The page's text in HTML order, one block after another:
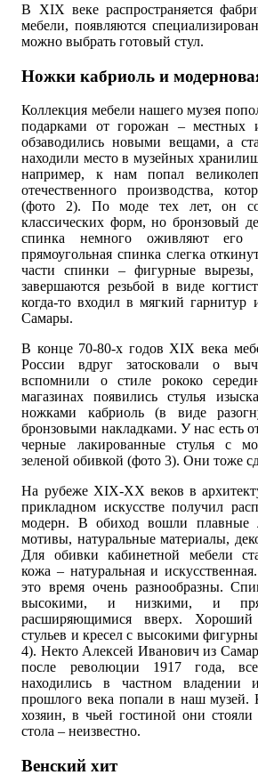
В XIX веке распространяется
мебели, появляются
можно выбрать готовый стул.
Ножки кабриоль и
Коллекция мебели нашего музея
подарками от горожан – местных
обзаводились новыми вещами, а
находили место в музейных
например, к нам попал
отечественного производства,
(фото 2). По моде тех лет, он
классических форм, но бронзовый
спинка немного оживляют его
прямоугольная спинка слегка
части спинки – фигурные
завершаются резьбой в виде
когда-то входил в мягкий
Самары.
В конце 70-80-х годов XIX века
России вдруг затосковали о
вспомнили о стиле рококо
магазинах появились стулья
ножками кабриоль (в виде
бронзовыми накладками. У нас есть
черные лакированные стулья с
зеленой обивкой (фото 3). Они тоже
На рубеже XIX-XX веков в
прикладном искусстве получил
модерн. В обиход вошли плавные
мотивы, натуральные материалы,
Для обивки кабинетной мебели
кожа – натуральная и
это время очень разнообразны.
высокими, и низкими, и
расширяющимися вверх.
стульев и кресел с высокими
4). Некто Алексей Иванович из
после революции 1917 года,
находились в частном владении
прошлого века попали в наш
хозяин, в чьей гостиной они стояли
стола – неизвестно.
Венский хит